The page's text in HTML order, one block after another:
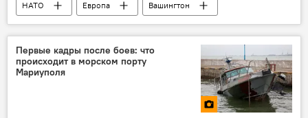
НАТО Европа
Вашингтон
Брюссель
Аналитика
колумнистика
Первые кадры после боев: что
происходит в морском порту
Мариуполя